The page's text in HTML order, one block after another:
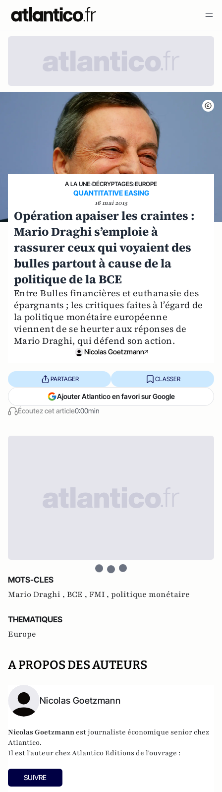
A LA UNE›DÉCRYPTAGES›EUROPE
QUANTITATIVE EASING
16 mai 2015
Opération apaiser les craintes :
Mario Draghi s’emploie à
rassurer ceux qui voyaient des
bulles partout à cause de la
politique de la BCE
Entre Bulles financières et euthanasie des
épargnants ; les critiques faites à l’égard de
la politique monétaire européenne
viennent de se heurter aux réponses de
Mario Draghi, qui défend son action.
Nicolas Goetzmann
Écoutez cet article0:00min
PARTAGER CLASSER
Ajouter Atlantico en favori sur Google
MOTS-CLES
Mario Draghi , BCE , FMI , politique monétaire
THEMATIQUES
Europe
A PROPOS DES AUTEURS
Nicolas Goetzmann
Nicolas Goetzmann est journaliste économique senior chez
Atlantico.
Il est l'auteur chezAtlantico Editions de l'ouvrage :
SUIVRE